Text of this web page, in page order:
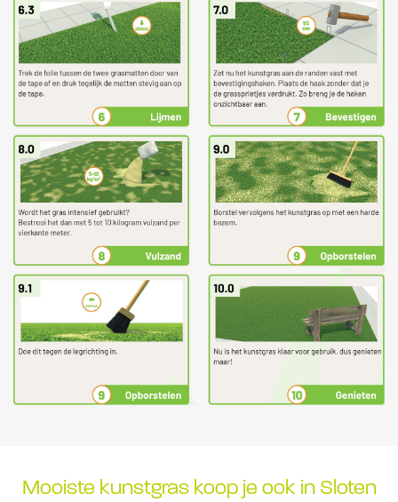
Mooiste kunstgras koop je ook in Sloten